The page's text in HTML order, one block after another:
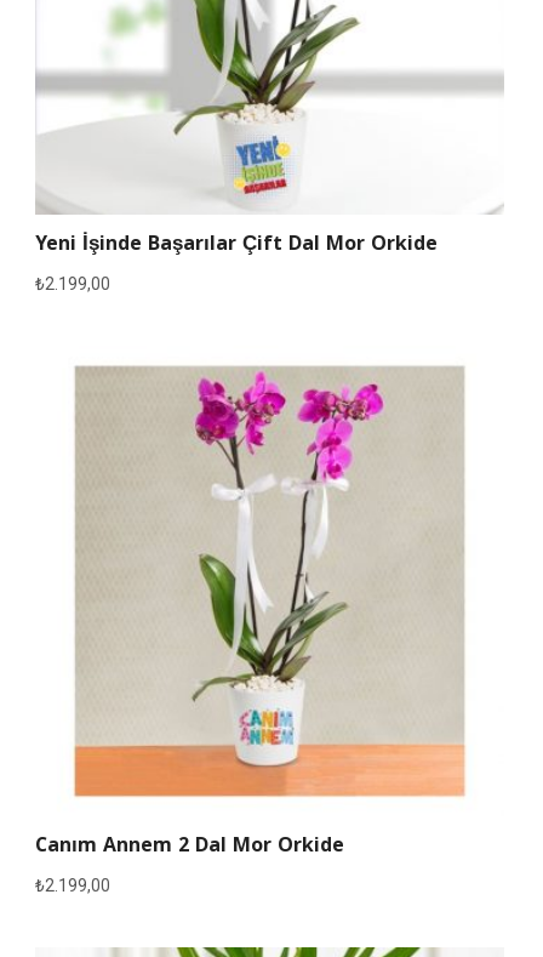
Yeni İşinde Başarılar Çift Dal Mor Orkide
₺2.199,00
Canım Annem 2 Dal Mor Orkide
₺2.199,00